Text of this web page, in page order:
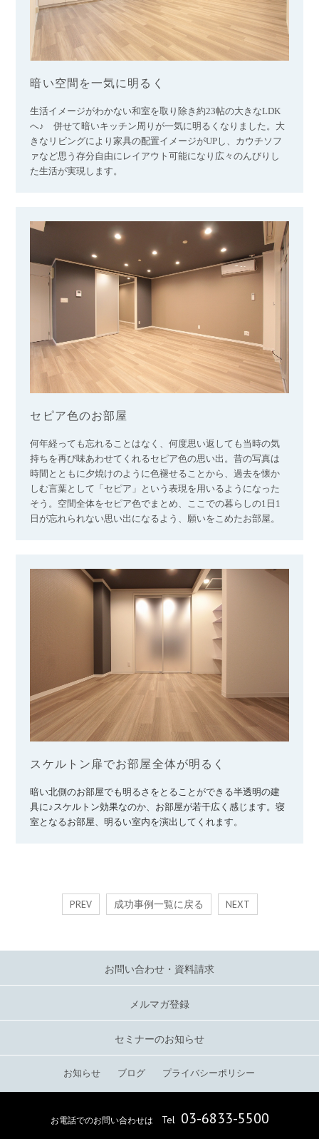
暗い空間を一気に明るく
生活イメージがわかない和室を取り除き約23帖の大きなLDK
へ♪ 併せて暗いキッチン周りが一気に明るくなりました。大
きなリビングにより家具の配置イメージがUPし、カウチソフ
ァなど思う存分自由にレイアウト可能になり 広々のんびりし
た生活が実現します。
セピア色のお部屋
何年経っても忘れることはなく、何度思い返しても当時の気
持ちを再び味あわせてくれるセピア色の思い出。昔の写真は
時間とともに夕焼けのように色褪せることから、過去を懐か
しむ言葉として「セピア」という表現を用いるようになった
そう。空間全体をセピア色でまとめ、ここでの暮らしの1日1
日が忘れられない思い出になるよう、願いをこめたお部屋。
スケルトン扉でお部屋全体が明るく
暗い北側のお部屋でも明るさをとることができる半透明の建
具に♪スケルトン効果なのか、お部屋が若干広く感じます。寝
室となるお部屋、明るい室内を演出してくれます。
PREV 成功事例一覧に戻る NEXT
お問い合わせ・資料請求
メルマガ登録
セミナーのお知らせ
お知らせ ブログ プライバシーポリシー
お電話でのお問い合わせは Tel 03-6833-5500